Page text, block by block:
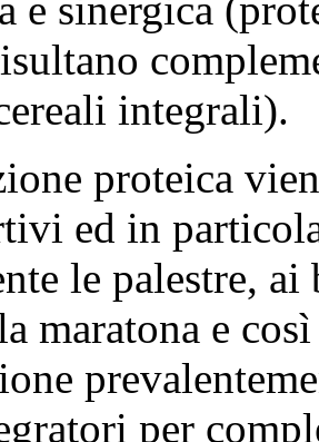
integrali).
proteica
ed in
le palestre,
maratona e
per